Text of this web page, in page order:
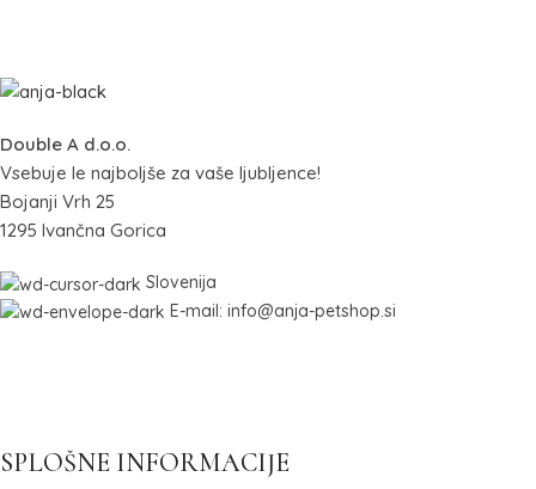
Double A d.o.o.
Vsebuje le najboljše za vaše ljubljence!
Bojanji Vrh 25
1295 Ivančna Gorica
Slovenija
E-mail: info@anja-petshop.si
SPLOŠNE INFORMACIJE